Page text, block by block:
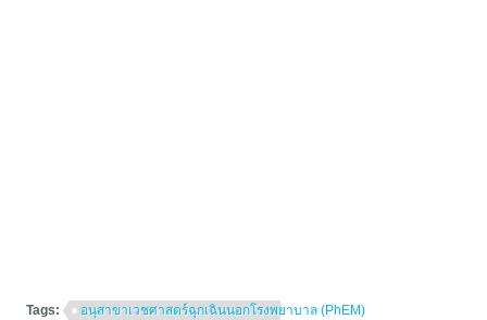
Tags: อนุสาขาเวชศาสตร์ฉุกเฉินนอกโรงพยาบาล (PhEM)